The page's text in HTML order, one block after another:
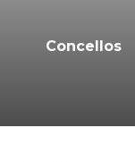
Concellos